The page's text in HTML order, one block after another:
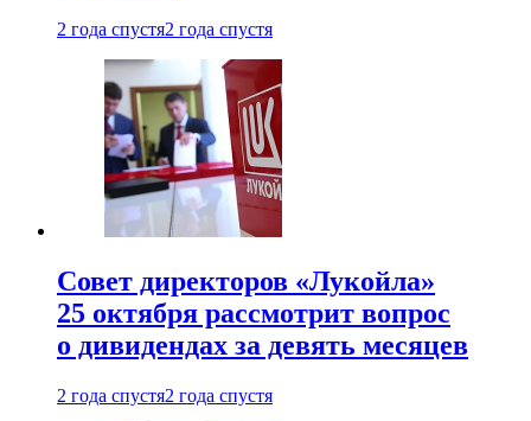
2 года спустя2 года спустя
Совет директоров «Лукойла»
25 октября рассмотрит вопрос
о дивидендах за девять месяцев
2 года спустя2 года спустя